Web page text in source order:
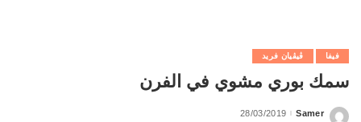
فيفا ڨيڨيان فريد
سمك بوري مشوي في الفرن
Posted
Samer
28/03/2019